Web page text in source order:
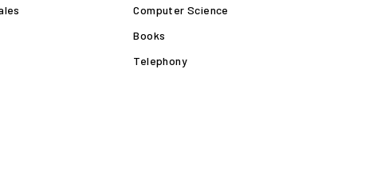
Computer Science
Books
Telephony